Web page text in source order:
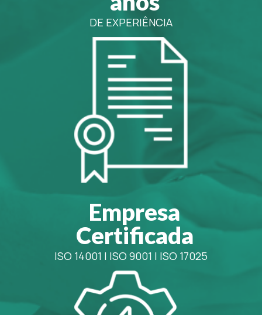
DE EXPERIÊNCIA
Empresa
Certificada
ISO 14001 | ISO 9001 | ISO 17025